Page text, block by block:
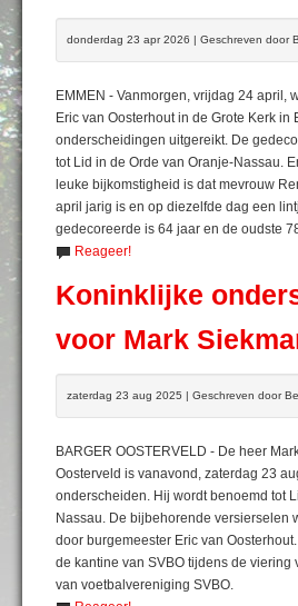
donderdag 23 apr 2026 | Geschreven door
EMMEN - Vanmorgen, vrijdag 24 april,
Eric van Oosterhout in de Grote Kerk in
onderscheidingen uitgereikt. De
tot Lid in de Orde van Oranje-Nassau.
leuke bijkomstigheid is dat mevrouw
april jarig is en op diezelfde dag een
gedecoreerde is 64 jaar en de oudste
Reageer!
Koninklijke
voor Mark
zaterdag 23 aug 2025 | Geschreven door
BARGER OOSTERVELD - De heer
Oosterveld is vanavond, zaterdag 23
onderscheiden. Hij wordt benoemd tot
Nassau. De bijbehorende versierselen
door burgemeester Eric van
de kantine van SVBO tijdens de viering
van voetbalvereniging SVBO.